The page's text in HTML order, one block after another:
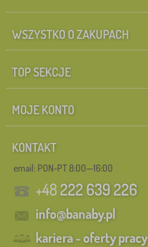
WSZYSTKO O ZAKUPACH
TOP SEKCJE
MOJE KONTO
KONTAKT
email: PON-PT 8:00—16:00
+48222 639 226
info@banaby.pl
kariera - oferty pracy